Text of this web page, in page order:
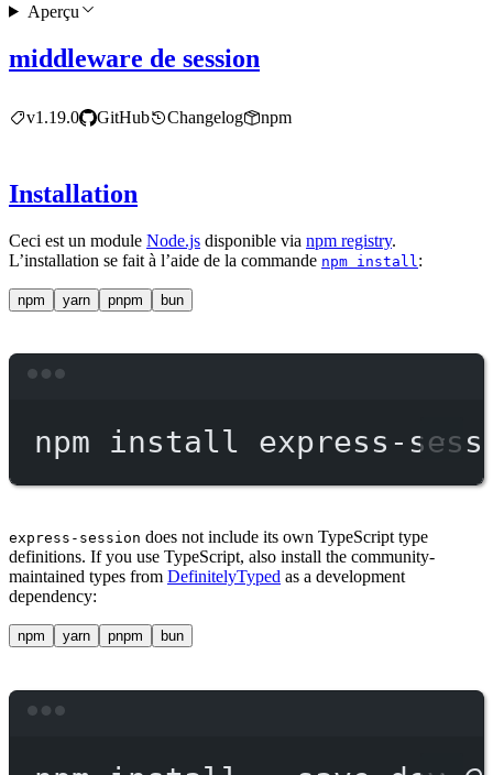
middleware de session
v1.19.0 GitHub Changelog npm
Installation
Ceci est un module Node.js disponible via npm registry.
L’installation se fait à l’aide de la commande npm install :
npm yarn pnpm bun
npm install express-
express-session does not include its own TypeScript type
definitions. If you use TypeScript, also install the community-
maintained types from DefinitelyTyped as a development
dependency:
npm yarn pnpm bun
Aperçu